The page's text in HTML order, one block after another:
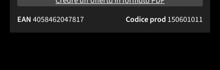
Codice prod 150601011
EAN4058462047817